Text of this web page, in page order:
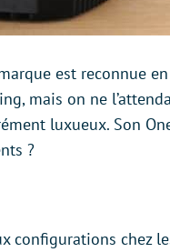
est reconnue
mais on ne
luxueux. Son
?
configurations chez